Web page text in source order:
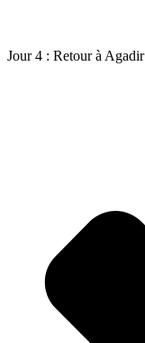
Jour 4 : Retour à Agadir